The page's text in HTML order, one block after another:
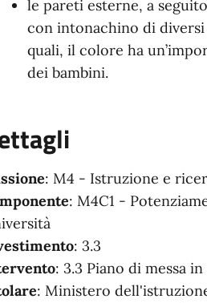
le pareti esterne, a
con intonachino di
quali, il colore ha
dei bambini.
: M4 - Istruzione e
: M4C1 -
: 3.3
: 3.3 Piano di messa
: Ministero